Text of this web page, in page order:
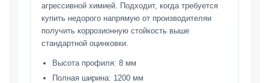
агрессивной химией. Подходит, когда требуется
купить недорого напрямую от производителяи
получить коррозионную стойкость выше
стандартной оцинковки.
Высота профиля: 8 мм
Полная ширина: 1200 мм